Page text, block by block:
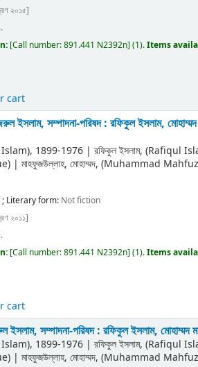
২০১৫]
[Call number:891.441 N2392n] (1).Items
cart
ইসলাম, সম্পাদনা-পরিষদ : রফিকুল ইসলাম,
Islam), 1899-1976| রফিকুল ইসলাম, (Rafiqul
| মাহফুজউল্লাহ, মোহাম্মদ, (Muhammad
; Literary form: Not fiction
২০১১]
[Call number:891.441 N2392n] (1).Items
cart
ইসলাম, সম্পাদনা-পরিষদ : রফিকুল ইসলাম,
Islam), 1899-1976| রফিকুল ইসলাম, (Rafiqul
| মাহফুজউল্লাহ, মোহাম্মদ, (Muhammad